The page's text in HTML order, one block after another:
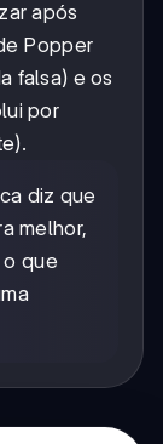
após
Popper
falsa) e os
por
diz que
melhor,
que